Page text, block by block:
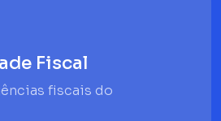
Fiscal
fiscais do